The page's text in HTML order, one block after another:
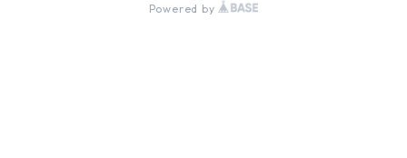
Powered by